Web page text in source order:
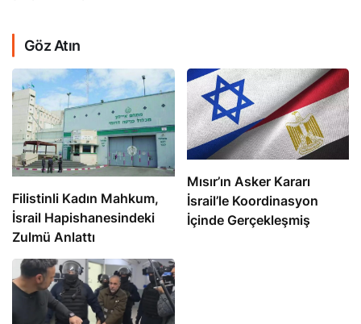
Göz Atın
Filistinli Kadın Mahkum,
İsrail Hapishanesindeki
Zulmü Anlattı
Mısır’ın Asker Kararı
İsrail’le Koordinasyon
İçinde Gerçekleşmiş